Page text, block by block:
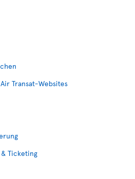
Transat-Websites
Ticketing